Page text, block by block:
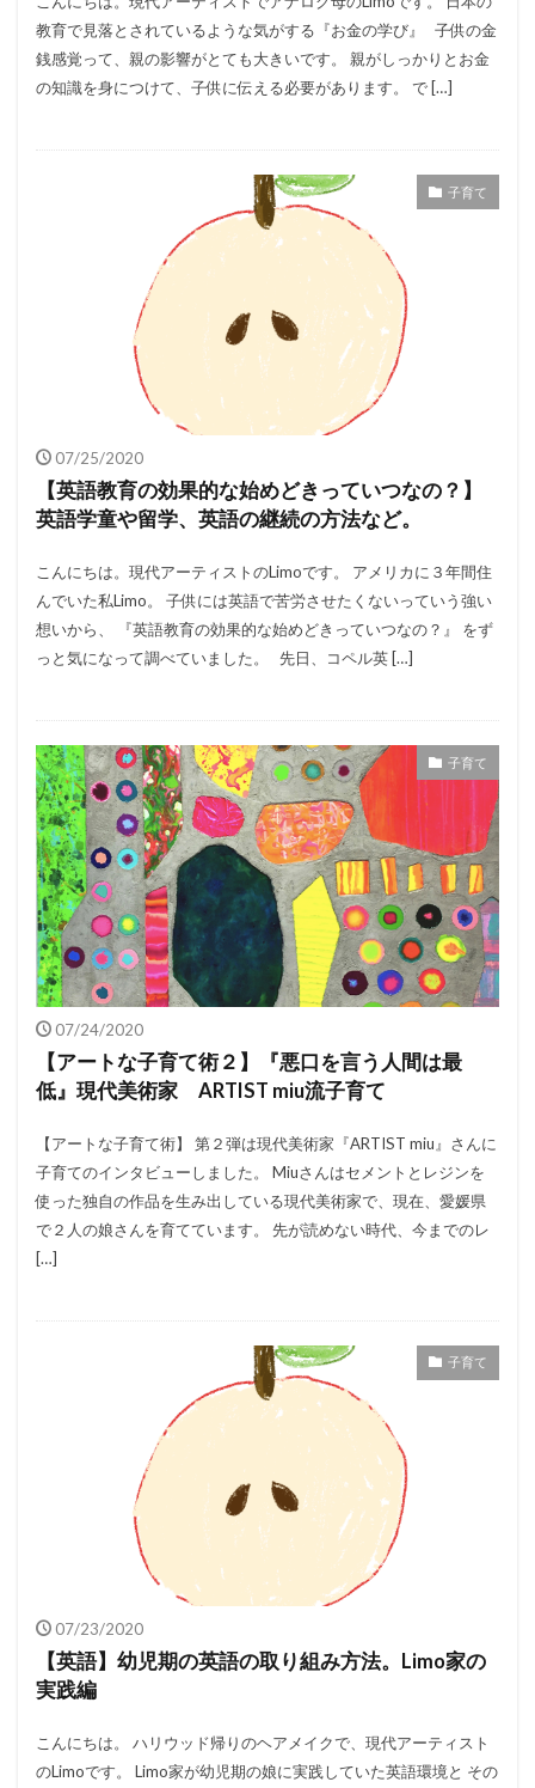
教育で見落とされているような気がする『お金の学び』 子供の金
銭感覚って、親の影響がとても大きいです。 親がしっかりとお金
の知識を身につけて、子供に伝える必要があります。 で […]
子育て
07/25/2020
【英語教育の効果的な始めどきっていつなの？】
英語学童や留学、英語の継続の方法など。
こんにちは。現代アーティストのLimoです。 アメリカに３年間住
んでいた私Limo。 子供には英語で苦労させたくないっていう強い
想いから、 『英語教育の効果的な始めどきっていつなの？』 をず
っと気になって調べていました。 先日、コペル英 […]
子育て
07/24/2020
【アートな子育て術２】『悪口を言う人間は最
低』現代美術家 ARTIST miu流子育て
【アートな子育て術】 第２弾は現代美術家『ARTIST miu』さんに
子育てのインタビューしました。 Miuさんはセメントとレジンを
使った独自の作品を生み出している現代美術家で、現在、愛媛県
で２人の娘さんを育てています。 先が読めない時代、今までのレ
[…]
子育て
07/23/2020
【英語】幼児期の英語の取り組み方法。Limo家の
実践編
こんにちは。 ハリウッド帰りのヘアメイクで、現代アーティスト
のLimoです。 Limo家が幼児期の娘に実践していた英語環境と その